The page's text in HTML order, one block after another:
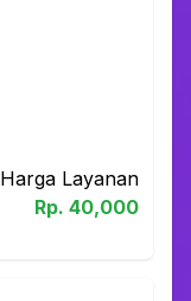
Harga Layanan
Rp. 40,000